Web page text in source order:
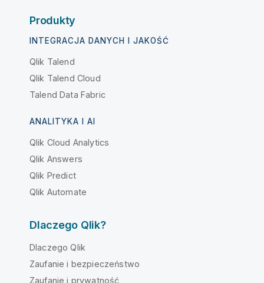
Produkty
INTEGRACJA DANYCH I JAKOŚĆ
Qlik Talend
Qlik Talend Cloud
Talend Data Fabric
ANALITYKA I AI
Qlik Cloud Analytics
Qlik Answers
Qlik Predict
Qlik Automate
Dlaczego Qlik?
Dlaczego Qlik
Zaufanie i bezpieczeństwo
Zaufanie i prywatność